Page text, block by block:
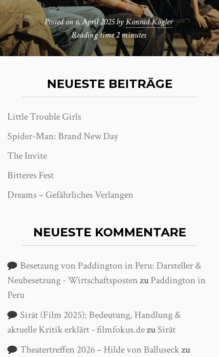
Posted on6. April 2025 byKonrad Kögler
Reading time2 minutes
NEUESTE BEITRÄGE
Little Trouble Girls
Spider-Man: Brand New Day
The Invite
Bitteres Fest
Dreams – Gefährliches Verlangen
NEUESTE KOMMENTARE
Besetzung von Paddington in Peru: Darsteller &
Neubesetzung - WirtschaftspostenzuPaddington in
Peru
Sirāt (Film 2025): Bedeutung, Handlung &
aktuelle Kritik erklärt - filmfokus.dezuSirāt
Theatertreffen 2026 – Hilde von Balluseckzu